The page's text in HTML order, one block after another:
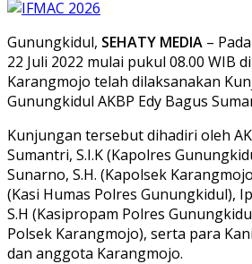
Gunungkidul, SEHATY MEDIA –
22 Juli 2022 mulai pukul 08.00 WIB
Karangmojo telah dilaksanakan
Gunungkidul AKBP Edy Bagus
Kunjungan tersebut dihadiri oleh
Sumantri, S.I.K (Kapolres
Sunarno, S.H. (Kapolsek
(Kasi Humas Polres Gunungkidul),
S.H (Kasipropam Polres
Polsek Karangmojo), serta para
dan anggota Karangmojo.